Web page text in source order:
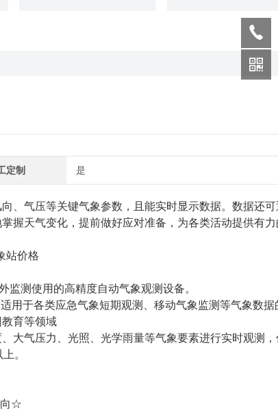
定制 是
、气压等关键气象参数，且能实时显示数据。数据还
握天气变化，提前做好应对准备，为各类活动提供有
测使用的高精度自动气象观测设备。
于各类应急气象短期观测、移动气象监测等气象数据
育等领域
气压力、光照、光学雨量等气象要素进行实时观测，
。
向☆